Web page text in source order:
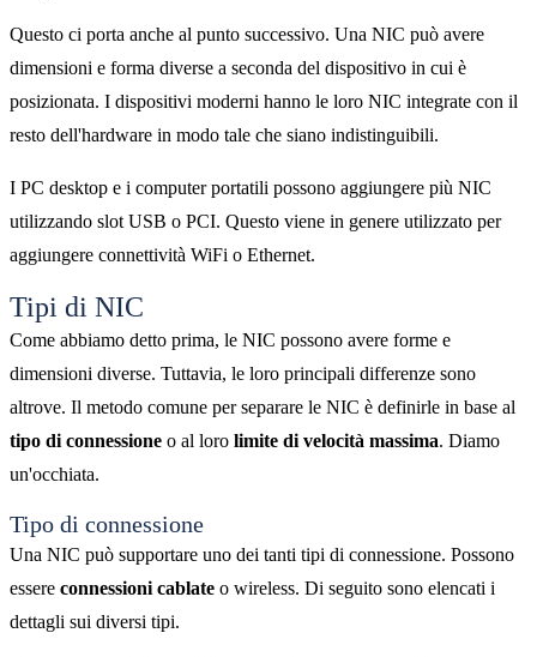
Questo ci porta anche al punto successivo. Una NIC può avere
dimensioni e forma diverse a seconda del dispositivo in cui è
posizionata. I dispositivi moderni hanno le loro NIC integrate con il
resto dell'hardware in modo tale che siano indistinguibili.
I PC desktop e i computer portatili possono aggiungere più NIC
utilizzando slot USB o PCI. Questo viene in genere utilizzato per
aggiungere connettività WiFi o Ethernet.
Tipi di NIC
Come abbiamo detto prima, le NIC possono avere forme e
dimensioni diverse. Tuttavia, le loro principali differenze sono
altrove. Il metodo comune per separare le NIC è definirle in base al
tipo di connessione o al loro limite di velocità massima. Diamo
un'occhiata.
Tipo di connessione
Una NIC può supportare uno dei tanti tipi di connessione. Possono
essere connessioni cablate o wireless. Di seguito sono elencati i
dettagli sui diversi tipi.